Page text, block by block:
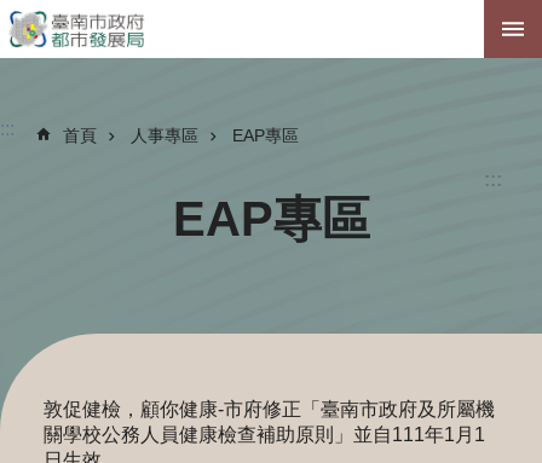
跳到主要內容區塊
:::
::: 首頁 人事專區 EAP專區
EAP專區
敦促健檢，顧你健康-市府修正「臺南市政府及所屬機
關學校公務人員健康檢查補助原則」並自111年1月1